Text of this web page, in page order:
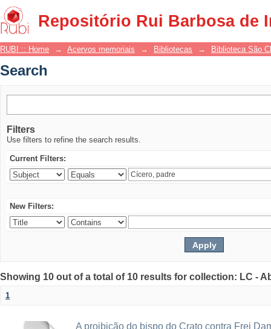
Repositório Rui Barbosa de
Search
RUBI :: Home → Acervos memoriais → Bibliotecas → Biblioteca São
Search
Filters
Use filters to refine the search results.
Current Filters:
New Filters:
Showing 10 out of a total of 10 results for collection: LC -
1
A proibição do bispo do Crato contra Frei